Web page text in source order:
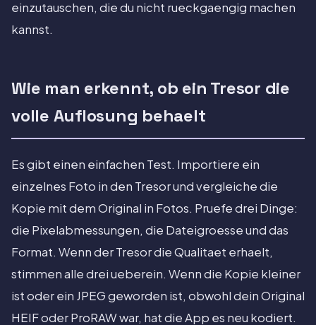
einzutauschen, die du nicht rueckgaengig machen
kannst.
Wie man erkennt, ob ein Tresor die
volle Auflosung behaelt
Es gibt einen einfachen Test. Importiere ein
einzelnes Foto in den Tresor und vergleiche die
Kopie mit dem Original in Fotos. Pruefe drei Dinge:
die Pixelabmessungen, die Dateigroesse und das
Format. Wenn der Tresor die Qualitaet erhaelt,
stimmen alle drei ueberein. Wenn die Kopie kleiner
ist oder ein JPEG geworden ist, obwohl dein Original
HEIF oder ProRAW war, hat die App es neu kodiert.